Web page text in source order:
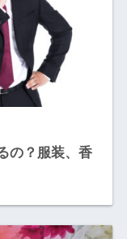
の？服装、香